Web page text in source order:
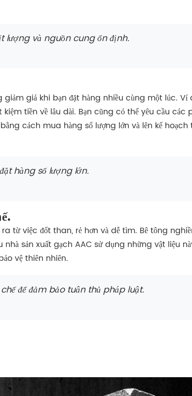
lượng và nguồn cung ổn định.
giá khi bạn đặt hàng nhiều cùng một lúc. Ví
tiền về lâu dài. Bạn cũng có thể yêu cầu các
cách mua hàng số lượng lớn và lên kế
hàng số lượng lớn.
từ việc đốt than, rẻ hơn và dễ tìm. Bê tông
sản xuất gạch AAC sử dụng những vật liệu
vệ thiên nhiên.
để đảm bảo tuân thủ pháp luật.